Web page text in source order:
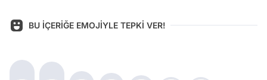
BU İÇERİĞE EMOJİYLE TEPKİ VER!